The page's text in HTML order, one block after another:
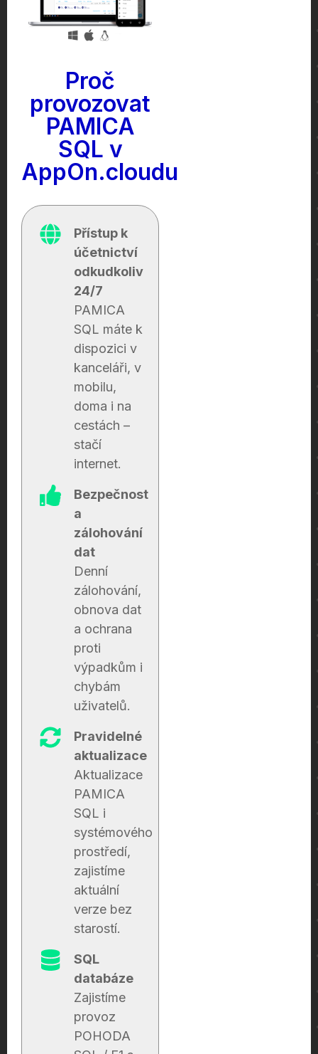
Proč
provozovat
PAMICA
SQL v
AppOn.cloudu
Přístup k
účetnictví
odkudkoliv
24/7
PAMICA
SQL máte k
dispozici v
kanceláři, v
mobilu,
doma i na
cestách –
stačí
internet.
Bezpečnost
a
zálohování
dat
Denní
zálohování,
obnova dat
a ochrana
proti
výpadkům i
chybám
uživatelů.
Pravidelné
aktualizace
Aktualizace
PAMICA
SQL i
systémového
prostředí,
zajistíme
aktuální
verze bez
starostí.
SQL
databáze
Zajistíme
provoz
POHODA